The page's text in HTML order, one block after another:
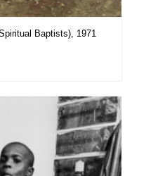
Baptists), 1971